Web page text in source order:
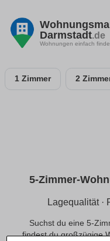
Darmstadt.de
Wohnungen einfach
1 Zimmer 2
5-Zimmer-
Lagequalität ·
Suchst du eine 5-
findest du großzügige